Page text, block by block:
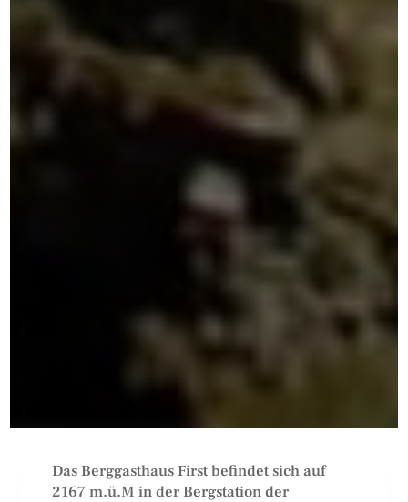
Das Berggasthaus First befindet sich auf
2167 m.ü.M in der Bergstation der